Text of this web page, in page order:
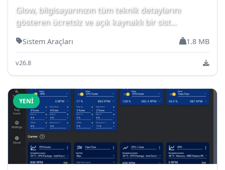
Glow, bilgisayarınızın tüm teknik detaylarını
gösteren ücretsiz ve açık kaynaklı bir sist...
Sistem Araçları 1.8 MB
v26.8
YENI